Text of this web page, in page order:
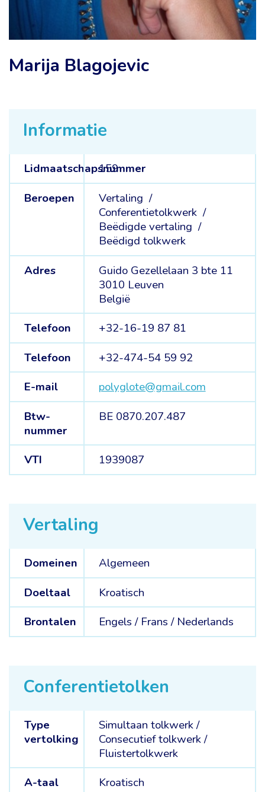
Informatie
Lidmaatschapsnummer
159
Beroepen
Vertaling /
Conferentietolkwerk /
Beëdigde vertaling /
Beëdigd tolkwerk
Adres
Guido Gezellelaan 3 bte 11
3010 Leuven
België
Telefoon
+32-16-19 87 81
Telefoon
+32-474-54 59 92
E-mail
polyglote@gmail.com
Btw-
nummer
BE 0870.207.487
VTI 1939087
Vertaling
Domeinen
Algemeen
Doeltaal
Kroatisch
Brontalen
Engels / Frans / Nederlands
Conferentietolken
Type
vertolking
Simultaan tolkwerk/
Consecutief tolkwerk/
Fluistertolkwerk
A-taal
Kroatisch
Marija Blagojevic